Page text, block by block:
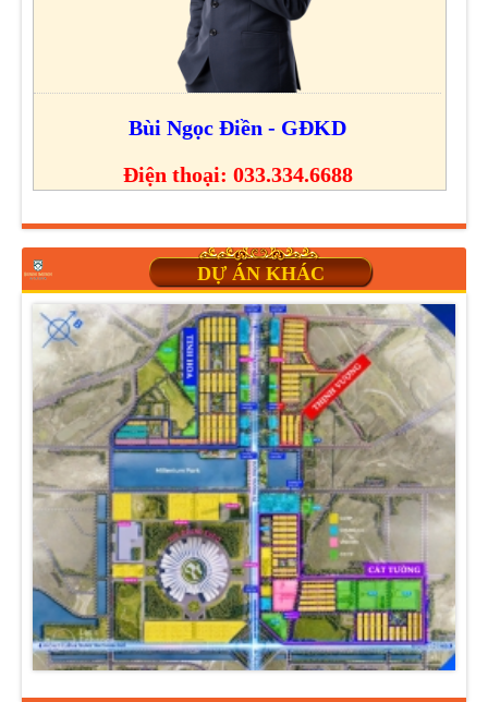
Bùi Ngọc Điền - GĐKD
Điện thoại: 033.334.6688
DỰ ÁN KHÁC